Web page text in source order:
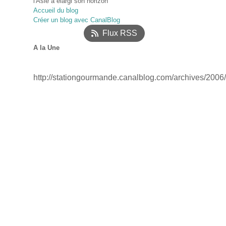
Janvier (12)
Février(17)
Janvier(18)
Mars(52)
Accueil du blog
Créer un blog avec CanalBlog
Flux RSS
A la Une
http://stationgourmande.canalblog.com/archives/